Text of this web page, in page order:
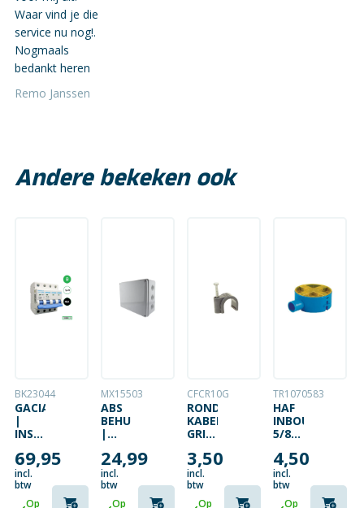
Waar vind je die
service nu nog!.
Nogmaals
bedankt heren
Remo Janssen
Andere bekeken ook
BK23044
GACIA
|
INSTALLATIEAUTOMAAT
|
3P+N
| 40A
| B
69,95
incl.
btw
Op
MX15503
ABS
BEHUIZING
|
| 12
INVOEREN
| 300
X 250
24,99
incl.
btw
Op
CFCR10G
RONDE
KABELCLIP,
GRIJS,
(100ST)
3,50
incl.
btw
Op
TR1070583
HAF
INBOUWDOOS
5/8
DIEP
4,50
incl.
btw
Op